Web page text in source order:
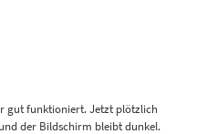
gut funktioniert. Jetzt plötzlich
der Bildschirm bleibt dunkel.